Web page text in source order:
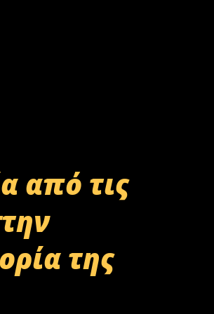
από τις
της